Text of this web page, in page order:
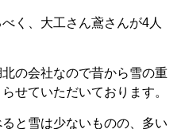
く、大工さん鳶さんが4人
の会社なので昔から雪の重
せていただいております。
と雪は少ないものの、多い